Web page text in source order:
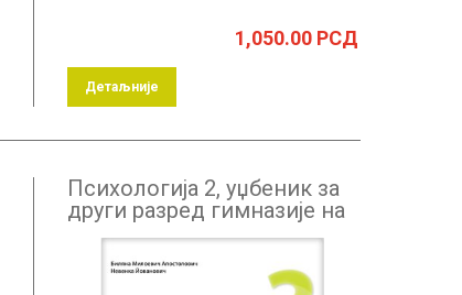
1,050.00РСД
Детаљније
Психологија 2, уџбеник за
други разред гимназије на
бугарском језику